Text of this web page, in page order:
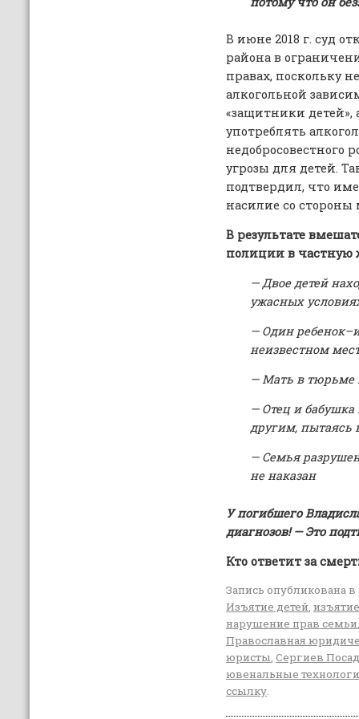
В июне 2018 г. суд
района в
правах, поскольку
алкогольной
«защитники детей»,
употреблять
недобросовестного
угрозы для детей.
подтвердил, что
насилие со стороны
В результате
полиции в частную
— Двое детей
ужасных
— Один
неизвестном
— Мать в тюрьме
— Отец и
другим, пытаясь
— Семья
не наказан
У погибшего
диагнозов! — Это
Кто ответит за
Запись опубликована
Изъятие детей,
нарушение прав семьи
Православная
юристы, Сергиев Посад
ювенальные
ссылку.